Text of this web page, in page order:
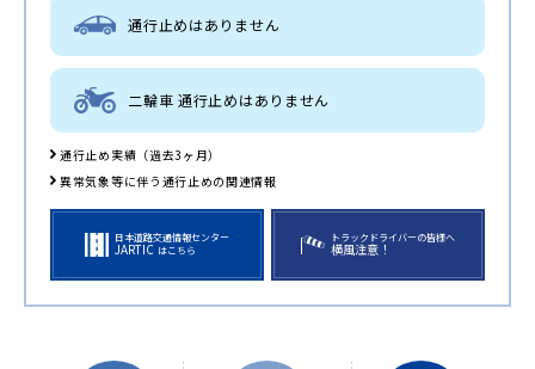
通行止めはありません
二輪車 通行止めはありません
通行止め実績（過去3ヶ月）
異常気象等に伴う通行止めの関連情報
日本道路交通情報センター
JARTIC はこちら
トラックドライバーの皆様へ
横風注意！